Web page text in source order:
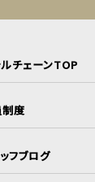
チェーンTOP
度
フブログ